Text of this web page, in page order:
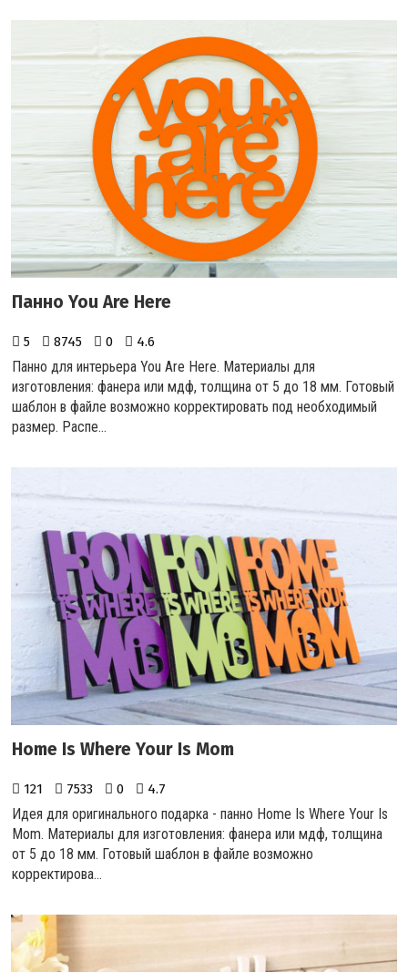
Панно You Are Here
5 8745 0 4.6
Панно для интерьера You Are Here. Материалы для
изготовления: фанера или мдф, толщина от 5 до 18 мм. Готовый
шаблон в файле возможно корректировать под необходимый
размер. Распе...
Home Is Where Your Is Mom
121 7533 0 4.7
Идея для оригинального подарка - панно Home Is Where Your Is
Mom. Материалы для изготовления: фанера или мдф, толщина
от 5 до 18 мм. Готовый шаблон в файле возможно
корректирова...